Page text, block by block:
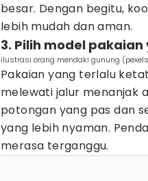
besar. Dengan begitu,
lebih mudah dan aman.
3. Pilih model
ilustrasi orang mendaki gunung
Pakaian yang terlalu
melewati jalur menanjak
potongan yang pas dan
yang lebih nyaman.
merasa terganggu.